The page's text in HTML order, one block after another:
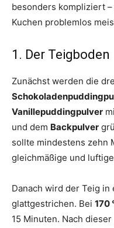
besonders kompliziert
Kuchen problemlos
1. Der Teigboden
Zunächst werden die
Vanillepuddingpulver
und dem Backpulver
sollte mindestens zehn
gleichmäßige und
Danach wird der Teig
glattgestrichen. Bei 170
15 Minuten. Nach